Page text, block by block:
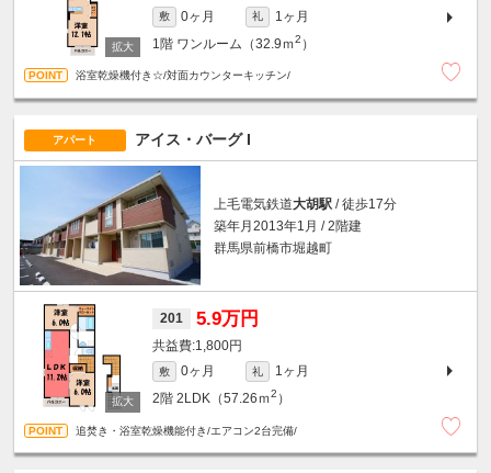
敷 0ヶ月 礼
1ヶ月
1階 ワンルーム（32.9ｍ2 ）
浴室乾燥機付き☆/対面カウンターキッチン/
アパート アイス・バーグ I
上毛電気鉄道大胡駅 / 徒歩17分
築年月2013年1月 / 2階建
群馬県前橋市堀越町
201 5.9万円
1,800円
敷 0ヶ月 礼
1ヶ月
2階 2LDK（57.26ｍ2 ）
追焚き・浴室乾燥機能付き/エアコン2台完備/